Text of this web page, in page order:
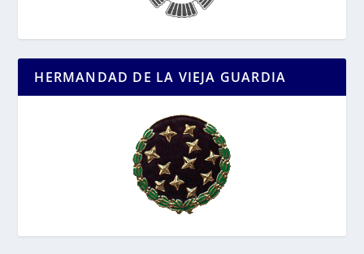
HERMANDAD DE LA VIEJA GUARDIA